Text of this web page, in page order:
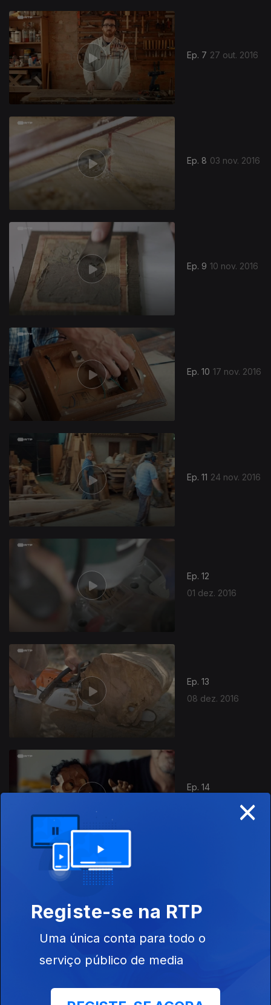
Ep. 7 27 out. 2016
Ep. 8 03 nov. 2016
Ep. 9 10 nov. 2016
Ep. 10 17 nov. 2016
Ep. 11 24 nov. 2016
Ep. 12
01 dez. 2016
763394
Ep. 13
08 dez. 2016
Ep. 14
22 dez. 2016
×
Registe-se na RTP
Uma única conta para todo o
serviço público de media